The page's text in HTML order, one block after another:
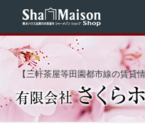
【三軒茶屋等田園都市線の賃